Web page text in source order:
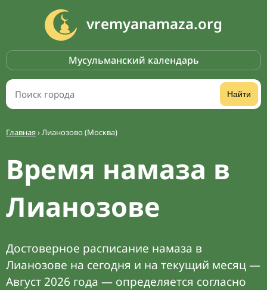
vremyanamaza.org
Мусульманский календарь
Найти
Главная›Лианозово (Москва)
Время намаза в
Лианозове
Достоверное расписание намаза в
Лианозове на сегодня и на текущий месяц —
Август 2026 года — определяется согласно